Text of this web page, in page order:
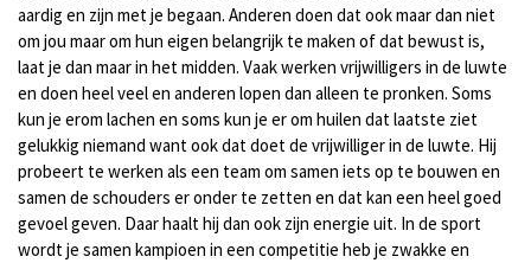
aardig en zijn met je begaan. Anderen doen dat ook maar dan niet
om jou maar om hun eigen belangrijk te maken of dat bewust is,
laat je dan maar in het midden. Vaak werken vrijwilligers in de luwte
en doen heel veel en anderen lopen dan alleen te pronken. Soms
kun je erom lachen en soms kun je er om huilen dat laatste ziet
gelukkig niemand want ook dat doet de vrijwilliger in de luwte. Hij
probeert te werken als een team om samen iets op te bouwen en
samen de schouders er onder te zetten en dat kan een heel goed
gevoel geven. Daar haalt hij dan ook zijn energie uit. In de sport
wordt je samen kampioen in een competitie heb je zwakke en